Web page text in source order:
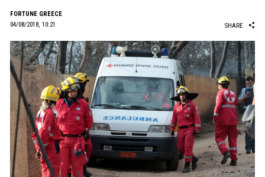
FORTUNE GREECE
04/08/2018, 10:21
SHARE